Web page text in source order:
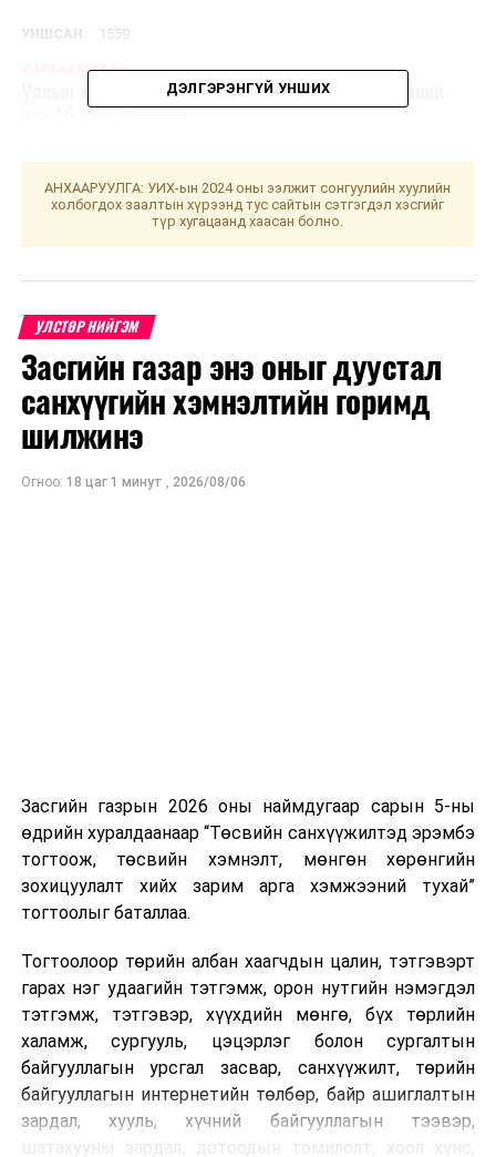
УНШСАН: 1559
ДАРААХ МЭДЭЭ
Улсын хэмжээнд хэрэглээний бараа, үйлчилгээний
үнэ 10 хувь буурчээ
үзүүлэх төв”-үүд 13 иргэний өргөдөл, гомдлыг хүлээн
ДЭЛГЭРЭНГҮЙ УНШИХ
АНХААРУУЛГА: УИХ-ын 2024 оны ээлжит сонгуулийн хуулийн
холбогдох заалтын хүрээнд тус сайтын сэтгэгдэл хэсгийг
түр хугацаанд хаасан болно.
УЛСТӨР НИЙГЭМ
Засгийн газар энэ оныг дуустал
санхүүгийн хэмнэлтийн горимд
шилжинэ
Огноо: 18 цаг 1 минут , 2026/08/06
Засгийн газрын 2026 оны наймдугаар сарын 5-ны
өдрийн хуралдаанаар “Төсвийн санхүүжилтэд эрэмбэ
тогтоож, төсвийн хэмнэлт, мөнгөн хөрөнгийн
зохицуулалт хийх зарим арга хэмжээний тухай”
тогтоолыг баталлаа.
Тогтоолоор төрийн албан хаагчдын цалин, тэтгэвэрт
гарах нэг удаагийн тэтгэмж, орон нутгийн нэмэгдэл
тэтгэмж, тэтгэвэр, хүүхдийн мөнгө, бүх төрлийн
халамж, сургууль, цэцэрлэг болон сургалтын
байгууллагын урсгал засвар, санхүүжилт, төрийн
байгууллагын интернетийн төлбөр, байр ашиглалтын
зардал, хууль, хүчний байгууллагын тээвэр,